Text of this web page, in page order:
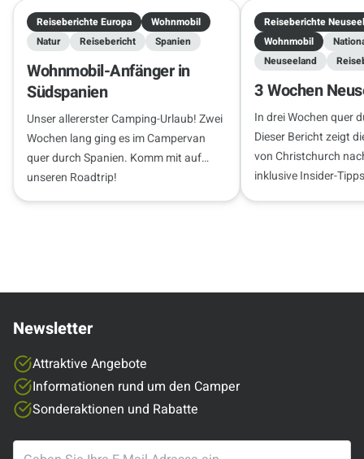
Reiseberichte Europa
Wohnmobil
Natur
Reisebericht Spanien
Wohnmobil-Anfänger in
Südspanien
Unser allererster Camping-Urlaub! Zwei
Wochen lang ging es im Campervan
quer durch Spanien. Komm mit auf
unseren Roadtrip!
Reiseberichte
Wohnmobil
Neuseeland
3 Wochen
In drei Wochen quer
Dieser Bericht zeigt
von Christchurch
inklusive Insider-
Newsletter
Attraktive Angebote
Informationen rund um den Camper
Sonderaktionen und Rabatte